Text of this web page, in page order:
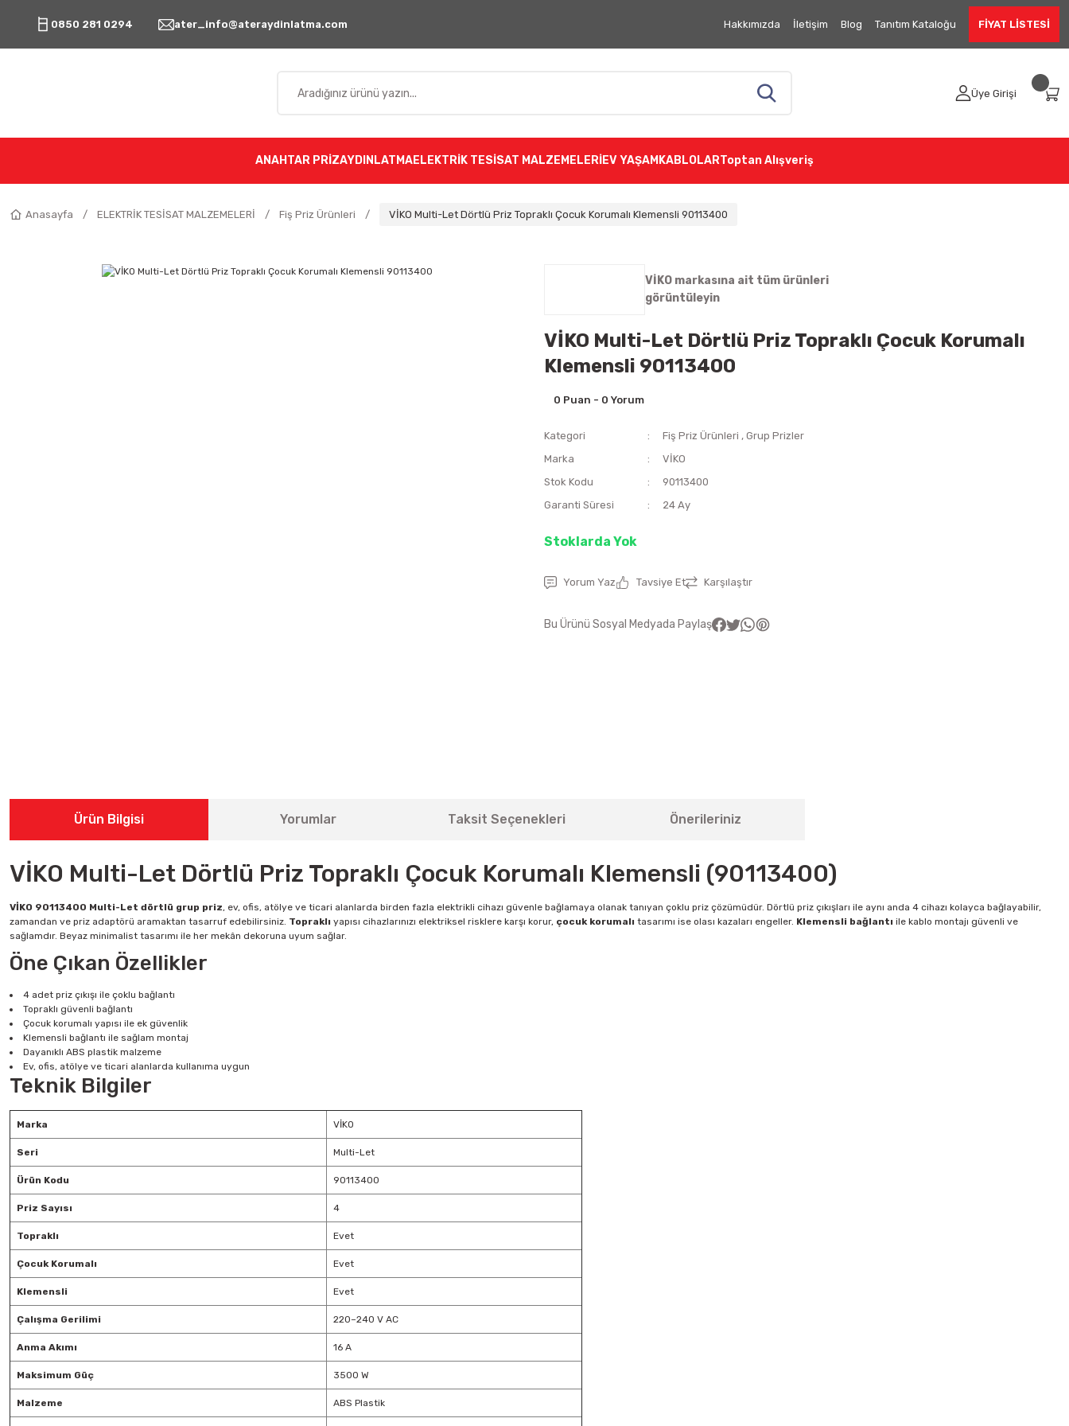
0850 281 0294 ater_info@ateraydinlatma.com Hakkımızda İletişim Blog Tanıtım Kataloğu FİYAT LİSTESİ
Üye Girişi
ANAHTAR PRİZAYDINLATMAELEKTRİK TESİSAT MALZEMELERİEV YAŞAM KABLOLARToptan Alışveriş
Anasayfa ELEKTRİK TESİSAT MALZEMELERİ Fiş Priz Ürünleri VİKO Multi-Let Dörtlü Priz Topraklı Çocuk Korumalı Klemensli 90113400
VİKO markasına ait tüm ürünleri
görüntüleyin
VİKO Multi-Let Dörtlü Priz Topraklı Çocuk Korumalı
Klemensli 90113400
0 Puan - 0 Yorum
Kategori Fiş Priz Ürünleri , Grup Prizler
Marka
VİKO
Stok Kodu
90113400
Garanti Süresi
24 Ay
Stoklarda Yok
Yorum Yaz Tavsiye Et Karşılaştır
Bu Ürünü Sosyal Medyada Paylaş
Ürün Bilgisi Yorumlar Taksit Seçenekleri Önerileriniz
VİKO Multi-Let Dörtlü Priz Topraklı Çocuk Korumalı Klemensli (90113400)
VİKO 90113400 Multi-Let dörtlü grup priz, ev, ofis, atölye ve ticari alanlarda birden fazla elektrikli cihazı güvenle bağlamaya olanak tanıyan çoklu priz çözümüdür. Dörtlü priz çıkışları ile aynı anda 4 cihazı kolayca bağlayabilir,
zamandan ve priz adaptörü aramaktan tasarruf edebilirsiniz. Topraklı yapısı cihazlarınızı elektriksel risklere karşı korur, çocuk korumalı tasarımı ise olası kazaları engeller. Klemensli bağlantı ile kablo montajı güvenli ve
sağlamdır. Beyaz minimalist tasarımı ile her mekân dekoruna uyum sağlar.
Öne Çıkan Özellikler
4 adet priz çıkışı ile çoklu bağlantı
Topraklı güvenli bağlantı
Çocuk korumalı yapısı ile ek güvenlik
Klemensli bağlantı ile sağlam montaj
Dayanıklı ABS plastik malzeme
Ev, ofis, atölye ve ticari alanlarda kullanıma uygun
Teknik Bilgiler
Marka VİKO
Seri Multi-Let
Ürün Kodu 90113400
Priz Sayısı 4
Topraklı Evet
Çocuk Korumalı Evet
Klemensli Evet
Çalışma Gerilimi 220–240 V AC
Anma Akımı 16 A
Maksimum Güç 3500 W
Malzeme ABS Plastik